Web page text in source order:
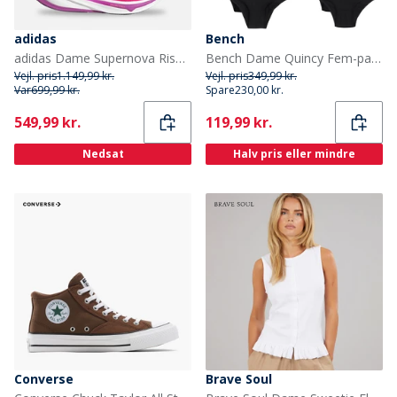
adidas
adidas Dame Supernova Rise 2 Neutrale Løbesko Shock Pink/Purple Burst/Lucid Pink
Vejl. pris1.149,99 kr.
Var699,99 kr.
Current
549,99 kr.
Nedsat
Bench
Bench Dame Quincy Fem-pak Trusser Multi
Vejl. pris349,99 kr.
Spare230,00 kr.
Current
119,99 kr.
Halv pris eller mindre
Converse
Brave Soul